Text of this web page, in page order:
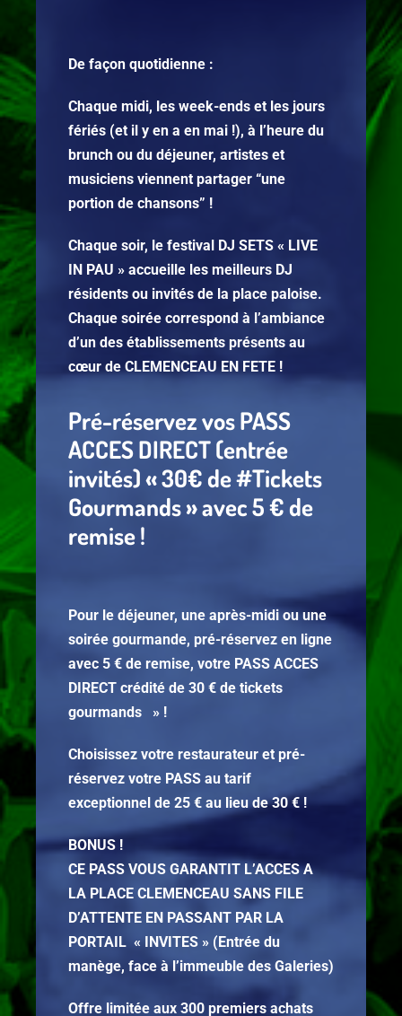
De façon quotidienne :
Chaque midi, les week-ends et les jours
fériés (et il y en a en mai !), à l’heure du
brunch ou du déjeuner, artistes et
musiciens viennent partager “une
portion de chansons” !
Chaque soir, le festival DJ SETS « LIVE
IN PAU » accueille les meilleurs DJ
résidents ou invités de la place paloise.
Chaque soirée correspond à l’ambiance
d’un des établissements présents au
cœur de CLEMENCEAU EN FETE !
Pré-réservez vos PASS
ACCES DIRECT (entrée
invités) « 30€ de #Tickets
Gourmands » avec 5 € de
remise !
Pour le déjeuner, une après-midi ou une
soirée gourmande, pré-réservez en ligne
avec 5 € de remise, votre PASS ACCES
DIRECT crédité de 30 € de tickets
gourmands » !
Choisissez votre restaurateur et pré-
réservez votre PASS au tarif
exceptionnel de 25 € au lieu de 30 € !
BONUS !
CE PASS VOUS GARANTIT L’ACCES A
LA PLACE CLEMENCEAU SANS FILE
D’ATTENTE EN PASSANT PAR LA
PORTAIL « INVITES » (Entrée du
manège, face à l’immeuble des Galeries)
Offre limitée aux 300 premiers achats